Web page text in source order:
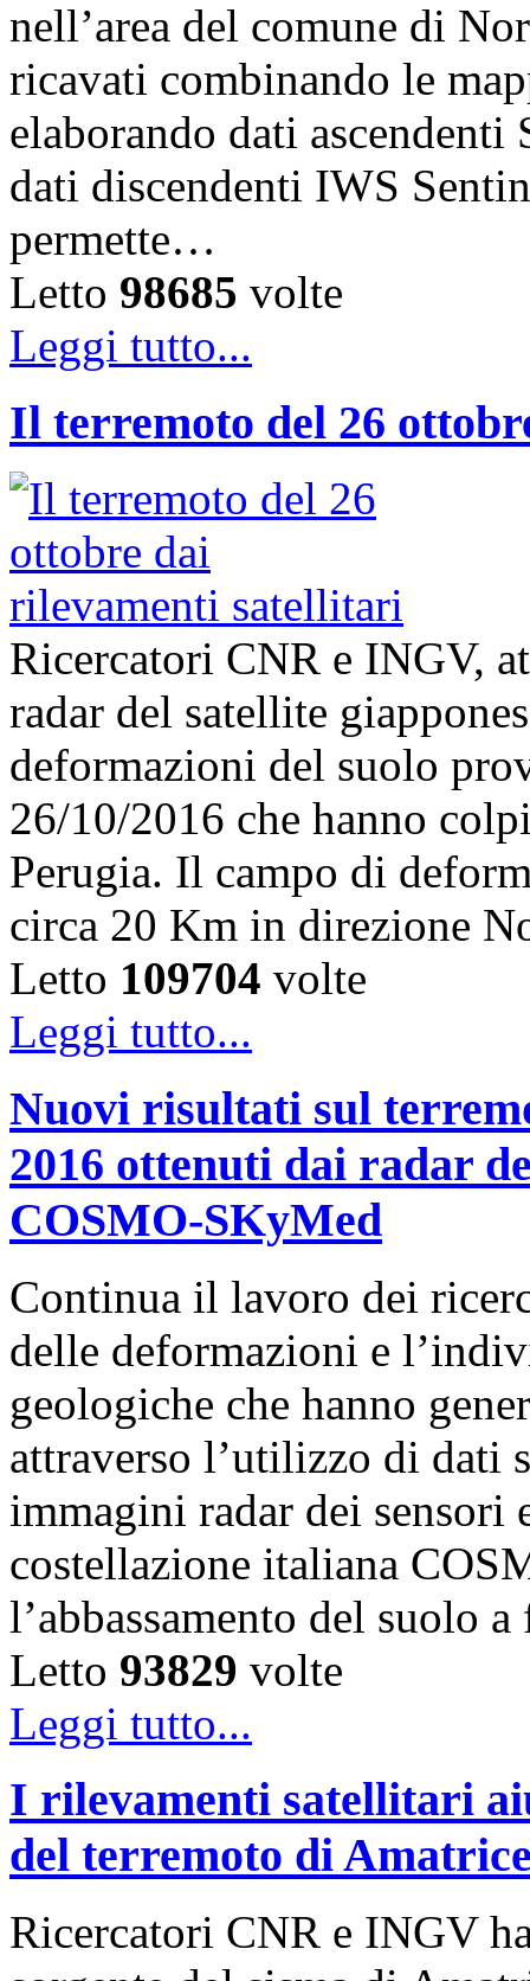
nell’area del comune di
ricavati combinando le
elaborando dati
dati discendenti IWS
permette…
Letto 98685 volte
Leggi tutto...
Il terremoto del 26
Ricercatori CNR e INGV,
radar del satellite
deformazioni del suolo
26/10/2016 che hanno
Perugia. Il campo di
circa 20 Km in direzione
Letto 109704 volte
Leggi tutto...
Nuovi risultati sul
2016 ottenuti dai radar
COSMO-SKyMed
Continua il lavoro dei
delle deformazioni e
geologiche che hanno
attraverso l’utilizzo di dati
immagini radar dei sensori
costellazione italiana
l’abbassamento del suolo
Letto 93829 volte
Leggi tutto...
I rilevamenti satellitari
del terremoto di
Ricercatori CNR e INGV